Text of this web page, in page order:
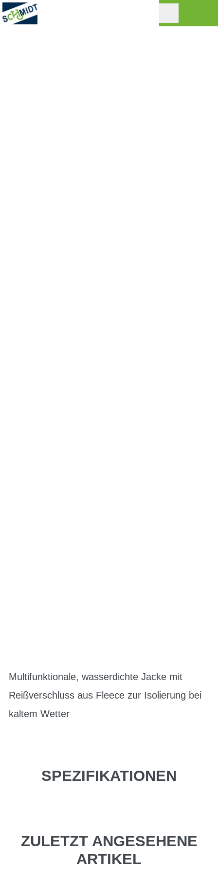
Multifunktionale, wasserdichte Jacke mit
Reißverschluss aus Fleece zur Isolierung bei
kaltem Wetter
SPEZIFIKATIONEN
ZULETZT ANGESEHENE
ARTIKEL